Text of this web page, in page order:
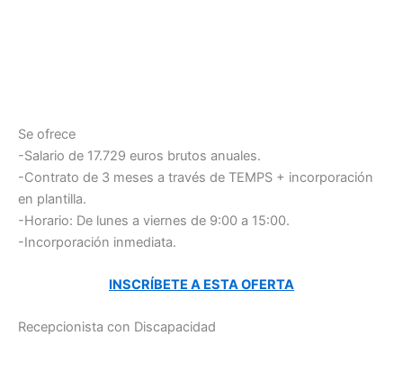
Se ofrece
-Salario de 17.729 euros brutos anuales.
-Contrato de 3 meses a través de TEMPS + incorporación
en plantilla.
-Horario: De lunes a viernes de 9:00 a 15:00.
-Incorporación inmediata.
INSCRÍBETE A ESTA OFERTA
Recepcionista con Discapacidad